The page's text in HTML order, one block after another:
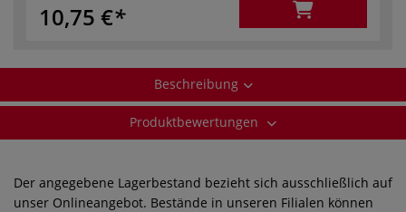
10,75 €
Beschreibung
Produktbewertungen
Der angegebene Lagerbestand bezieht sich ausschließlich auf
unser Onlineangebot. Bestände in unseren Filialen können